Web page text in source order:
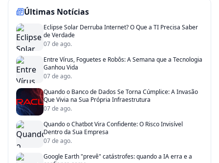
Últimas Notícias
Eclipse Solar Derruba Internet? O Que a TI Precisa Saber
de Verdade
07 de ago.
Entre Vírus, Foguetes e Robôs: A Semana que a Tecnologia
Ganhou Vida
07 de ago.
Quando o Banco de Dados Se Torna Cúmplice: A Invasão
Que Vivia na Sua Própria Infraestrutura
07 de ago.
Quando o Chatbot Vira Confidente: O Risco Invisível
Dentro da Sua Empresa
07 de ago.
Google Earth "prevê" catástrofes: quando a IA erra e a